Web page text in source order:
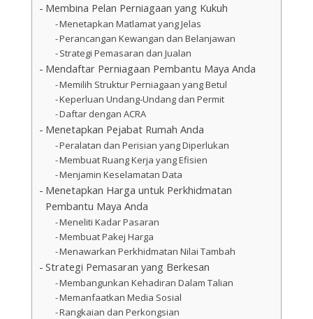
Membina Pelan Perniagaan yang Kukuh
Menetapkan Matlamat yang Jelas
Perancangan Kewangan dan Belanjawan
Strategi Pemasaran dan Jualan
Mendaftar Perniagaan Pembantu Maya Anda
Memilih Struktur Perniagaan yang Betul
Keperluan Undang-Undang dan Permit
Daftar dengan ACRA
Menetapkan Pejabat Rumah Anda
Peralatan dan Perisian yang Diperlukan
Membuat Ruang Kerja yang Efisien
Menjamin Keselamatan Data
Menetapkan Harga untuk Perkhidmatan
Pembantu Maya Anda
Meneliti Kadar Pasaran
Membuat Pakej Harga
Menawarkan Perkhidmatan Nilai Tambah
Strategi Pemasaran yang Berkesan
Membangunkan Kehadiran Dalam Talian
Memanfaatkan Media Sosial
Rangkaian dan Perkongsian